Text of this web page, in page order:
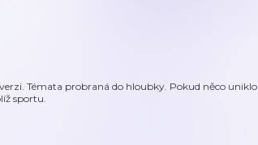
Témata probraná do hloubky. Pokud něco uniklo
sportu.